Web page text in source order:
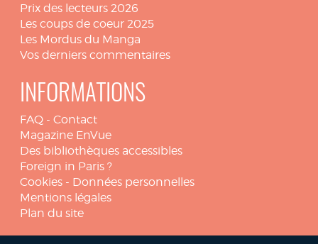
Prix des lecteurs 2026
Les coups de coeur 2025
Les Mordus du Manga
Vos derniers commentaires
INFORMATIONS
FAQ - Contact
Magazine EnVue
Des bibliothèques accessibles
Foreign in Paris ?
Cookies - Données personnelles
Mentions légales
Plan du site